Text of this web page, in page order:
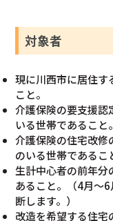
対象者
現に川西市に居住す
こと。
介護保険の要支援認
いる世帯であること。
介護保険の住宅改修
のいる世帯であるこ
生計中心者の前年
あること。（4月～
断します。）
改造を希望する住